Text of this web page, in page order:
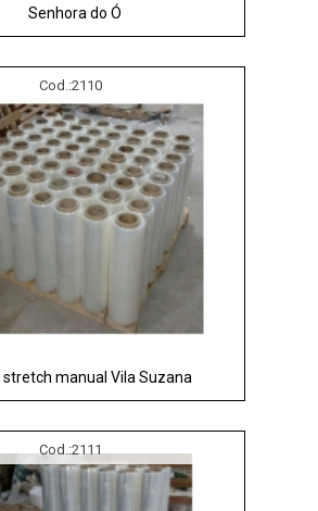
Senhora do Ó
Cod.:2110
manual Vila Suzana
Cod.:2111